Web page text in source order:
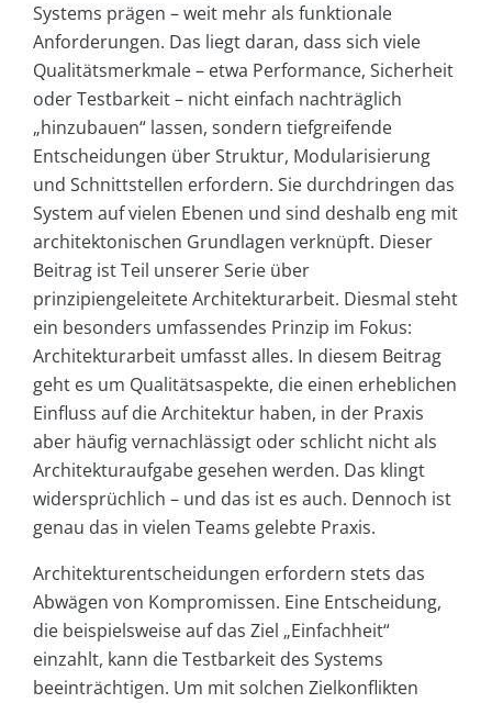
Systems prägen – weit mehr als funktionale
Anforderungen. Das liegt daran, dass sich viele
Qualitätsmerkmale – etwa Performance, Sicherheit
oder Testbarkeit – nicht einfach nachträglich
„hinzubauen“ lassen, sondern tiefgreifende
Entscheidungen über Struktur, Modularisierung
und Schnittstellen erfordern. Sie durchdringen das
System auf vielen Ebenen und sind deshalb eng mit
architektonischen Grundlagen verknüpft. Dieser
Beitrag ist Teil unserer Serie über
prinzipiengeleitete Architekturarbeit. Diesmal steht
ein besonders umfassendes Prinzip im Fokus:
Architekturarbeit umfasst alles. In diesem Beitrag
geht es um Qualitätsaspekte, die einen erheblichen
Einfluss auf die Architektur haben, in der Praxis
aber häufig vernachlässigt oder schlicht nicht als
Architekturaufgabe gesehen werden. Das klingt
widersprüchlich – und das ist es auch. Dennoch ist
genau das in vielen Teams gelebte Praxis.
Architekturentscheidungen erfordern stets das
Abwägen von Kompromissen. Eine Entscheidung,
die beispielsweise auf das Ziel „Einfachheit“
einzahlt, kann die Testbarkeit des Systems
beeinträchtigen. Um mit solchen Zielkonflikten